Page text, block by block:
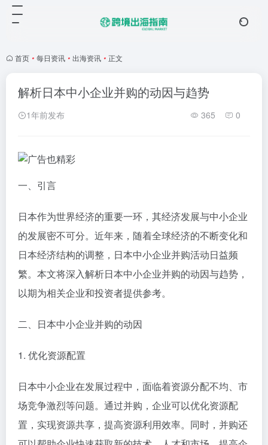
首页 • 每日资讯 • 出海资讯 • 正文
解析日本中小企业并购的动因与趋势
1年前发布 365 0
一、引言
日本作为世界经济的重要一环，其经济发展与中小企业
的发展密不可分。近年来，随着全球经济的不断变化和
日本经济结构的调整，日本中小企业并购活动日益频
繁。本文将深入解析日本中小企业并购的动因与趋势，
以期为相关企业和投资者提供参考。
二、日本中小企业并购的动因
1. 优化资源配置
日本中小企业在发展过程中，面临着资源分配不均、市
场竞争激烈等问题。通过并购，企业可以优化资源配
置，实现资源共享，提高资源利用效率。同时，并购还